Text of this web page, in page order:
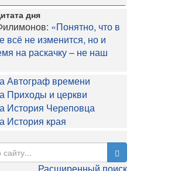
дня
«Понятно, что в
всё не изменится, но и
на раскачку – не наш